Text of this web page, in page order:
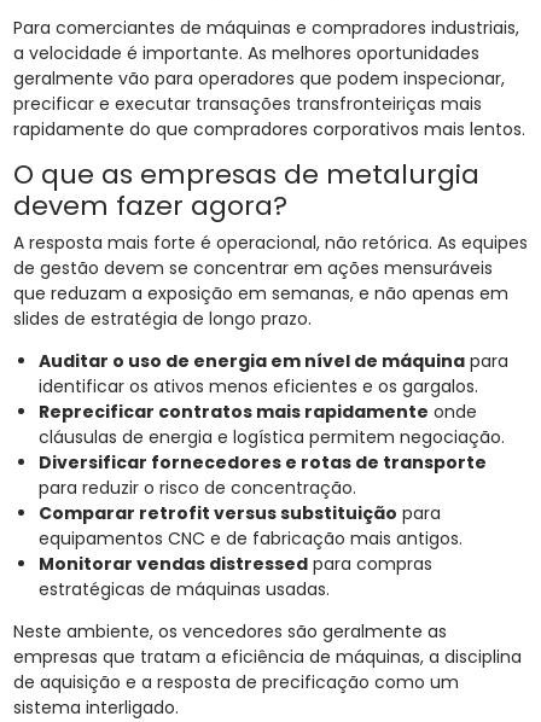
Para comerciantes de máquinas e compradores industriais,
a velocidade é importante. As melhores oportunidades
geralmente vão para operadores que podem inspecionar,
precificar e executar transações transfronteiriças mais
rapidamente do que compradores corporativos mais lentos.
O que as empresas de metalurgia
devem fazer agora?
A resposta mais forte é operacional, não retórica. As equipes
de gestão devem se concentrar em ações mensuráveis
que reduzam a exposição em semanas, e não apenas em
slides de estratégia de longo prazo.
Auditar o uso de energia em nível de máquinapara
identificar os ativos menos eficientes e os gargalos.
Reprecificar contratos mais rapidamente onde
cláusulas de energia e logística permitem negociação.
Diversificar fornecedores e rotas de transporte
para reduzir o risco de concentração.
Comparar retrofit versus substituição para
equipamentos CNC e de fabricação mais antigos.
Monitorar vendas distressedpara compras
estratégicas de máquinas usadas.
Neste ambiente, os vencedores são geralmente as
empresas que tratam a eficiência de máquinas, a disciplina
de aquisição e a resposta de precificação como um
sistema interligado.